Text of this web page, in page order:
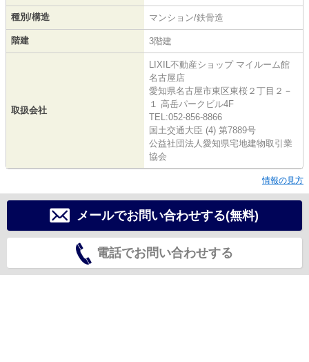
種別/構造 マンション/鉄骨造
階建 3階建
取扱会社
LIXIL不動産ショップ マイルーム館
名古屋店
愛知県名古屋市東区東桜２丁目２－
１ 高岳パークビル4F
TEL:052-856-8866
国土交通大臣 (4) 第7889号
公益社団法人愛知県宅地建物取引業
協会
情報の見方
メールでお問い合わせする(無料)
電話でお問い合わせする